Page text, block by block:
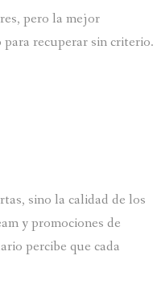
pero la mejor
recuperar sin criterio.
sino la calidad de los
y promociones de
percibe que cada